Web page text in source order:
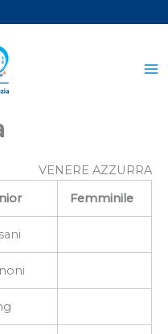
VENERE AZZURRA
Femminile